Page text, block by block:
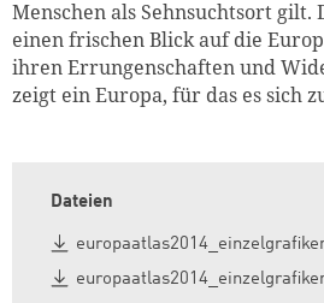
Menschen als Sehnsuchtsort
einen frischen Blick auf die
ihren Errungenschaften und
zeigt ein Europa, für das es sich
Dateien